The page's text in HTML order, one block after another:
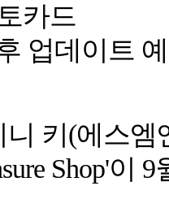
카드
업데이트
니 키(에스엠
Shop'이